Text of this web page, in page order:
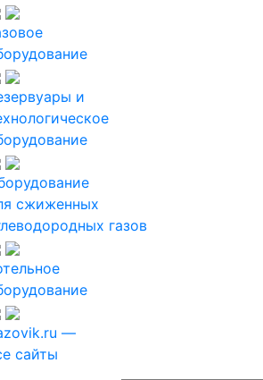
и
сжиженных
газов
—
сайты